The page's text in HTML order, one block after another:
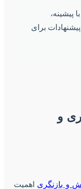
پیشینه،
برای
و
و بازنگری اهمیت